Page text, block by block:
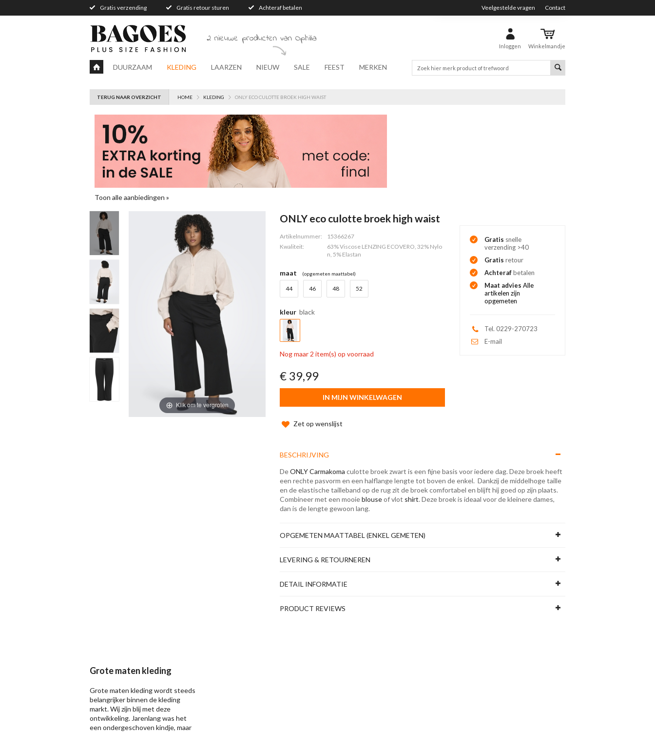
Gratis verzending Gratis retour sturen Achteraf betalen Veelgestelde vragen Contact
Inloggen Winkelmandje
2 nieuwe producten van Ophilia
DUURZAAM KLEDING LAARZEN NIEUW SALE FEEST MERKEN
TERUG NAAR OVERZICHT HOME KLEDING ONLY ECO CULOTTE BROEK HIGH WAIST
Toon alle aanbiedingen »
Klik om te vergroten
ONLY eco culotte broek high waist
Artikelnummer:
15366267
Kwaliteit:
63% Viscose LENZING ECOVERO, 32% Nylo
n, 5% Elastan
maat (opgemeten maattabel)
44 46 48 52
kleur black
Nog maar 2 item(s) op voorraad
€ 39,99
IN MIJN WINKELWAGEN
Zet op wenslijst
Gratis snelle
verzending >40
Gratis retour
Achterafbetalen
Maat adviesAlle
artikelen zijn
opgemeten
Tel. 0229-270723
E-mail
BESCHRIJVING
DeONLY Carmakoma culotte broek zwart is een fijne basis voor iedere dag. Deze broek heeft
een rechte pasvorm en een halflange lengte tot boven de enkel. Dankzij de middelhoge taille
en de elastische tailleband op de rug zit de broek comfortabel en blijft hij goed op zijn plaats.
Combineer met een mooieblouseof vlot shirt. Deze broek is ideaal voor de kleinere dames,
dan is de lengte gewoon lang.
OPGEMETEN MAATTABEL (ENKEL GEMETEN)
LEVERING & RETOURNEREN
DETAIL INFORMATIE
PRODUCT REVIEWS
Grote maten kleding
Grote maten kleding wordt steeds
belangrijker binnen de kleding
markt. Wij zijn blij met deze
ontwikkeling. Jarenlang was het
een ondergeschoven kindje, maar